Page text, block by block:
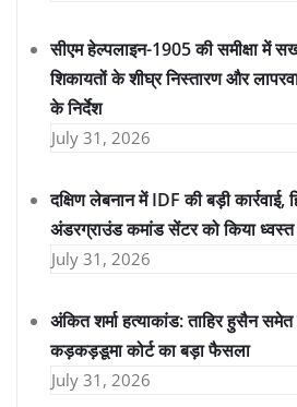
सीएम हेल्पलाइन-1905 की समीक्षा में
शिकायतों के शीघ्र निस्तारण और
के निर्देश
July 31, 2026
दक्षिण लेबनान में IDF की बड़ी
अंडरग्राउंड कमांड सेंटर को किया ध्वस्त
July 31, 2026
अंकित शर्मा हत्याकांड: ताहिर हुसैन
कड़कड़डूमा कोर्ट का बड़ा फैसला
July 31, 2026